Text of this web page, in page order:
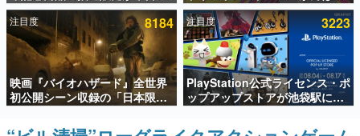
連載・特集一覧
殿堂入り記事
SNS拡散数が数千以上！ ページビュー数万以上！ などな
ど。多くの人々に読まれた、電ファミ渾身の“殿堂入り”記
事をまとめました。
時より開始。拡張パック「30th
CELEBRATION」のボックス
に、「プレミアムデッキセット
エーフィ・ブラッキー」
「FUTURISTIC BOX」の計3商
品
れ！チアリズム』Steamストア
ページが公開。キャラクターの
CVは陽向葵ゅかさん
注目度 8184
映画『バイオハザード』全世界
初公開シーン収録の「日本限
定」予告映像が解禁。バイオの
日（8月10日）にあわせて、
注目度 3223
PlayStation公式ライセンス・ポ
ップアップストアが池袋駅にて
期間限定で開催。夏のアパレル
や『ブラッドボーン』の新作ア